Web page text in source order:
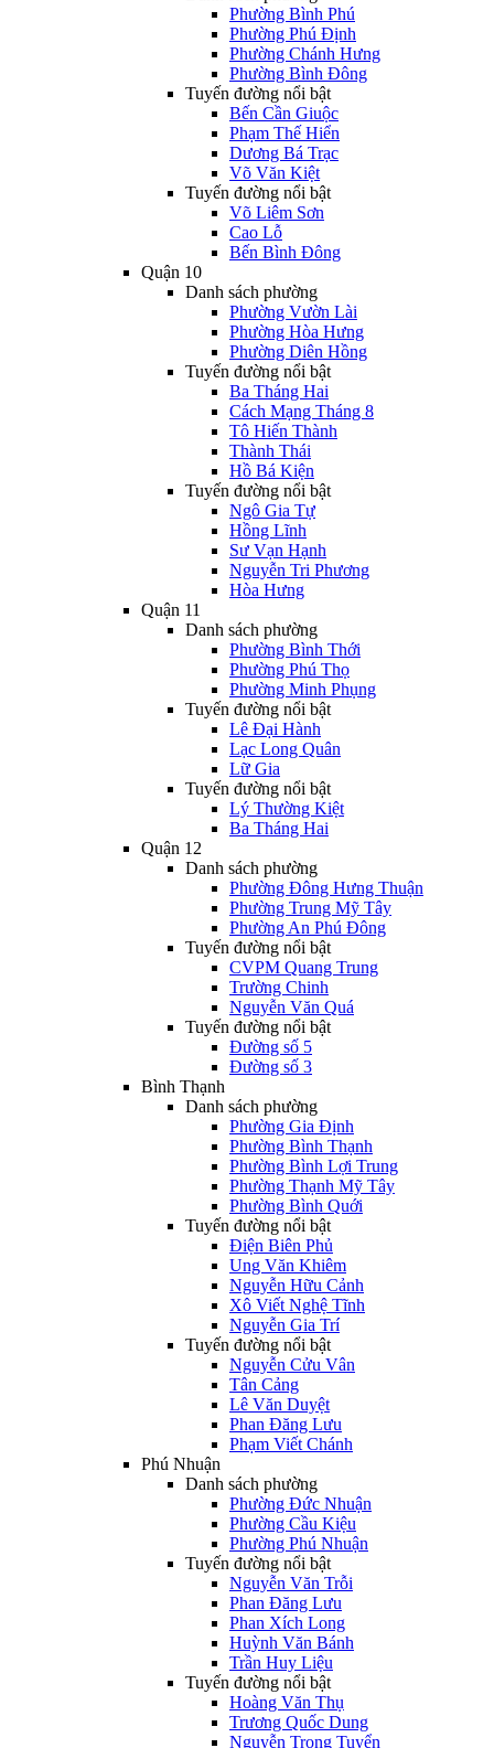
Phường Bình Phú
Phường Phú Định
Phường Chánh Hưng
Phường Bình Đông
Tuyến đường nổi bật
Bến Cần Giuộc
Phạm Thế Hiển
Dương Bá Trạc
Võ Văn Kiệt
Tuyến đường nổi bật
Võ Liêm Sơn
Cao Lỗ
Bến Bình Đông
Quận 10
Danh sách phường
Phường Vườn Lài
Phường Hòa Hưng
Phường Diên Hồng
Tuyến đường nổi bật
Ba Tháng Hai
Cách Mạng Tháng 8
Tô Hiến Thành
Thành Thái
Hồ Bá Kiện
Tuyến đường nổi bật
Ngô Gia Tự
Hồng Lĩnh
Sư Vạn Hạnh
Nguyễn Tri Phương
Hòa Hưng
Quận 11
Danh sách phường
Phường Bình Thới
Phường Phú Thọ
Phường Minh Phụng
Tuyến đường nổi bật
Lê Đại Hành
Lạc Long Quân
Lữ Gia
Tuyến đường nổi bật
Lý Thường Kiệt
Ba Tháng Hai
Quận 12
Danh sách phường
Phường Đông Hưng Thuận
Phường Trung Mỹ Tây
Phường An Phú Đông
Tuyến đường nổi bật
CVPM Quang Trung
Trường Chinh
Nguyễn Văn Quá
Tuyến đường nổi bật
Đường số 5
Đường số 3
Bình Thạnh
Danh sách phường
Phường Gia Định
Phường Bình Thạnh
Phường Bình Lợi Trung
Phường Thạnh Mỹ Tây
Phường Bình Quới
Tuyến đường nổi bật
Điện Biên Phủ
Ung Văn Khiêm
Nguyễn Hữu Cảnh
Xô Viết Nghệ Tĩnh
Nguyễn Gia Trí
Tuyến đường nổi bật
Nguyễn Cửu Vân
Tân Cảng
Lê Văn Duyệt
Phan Đăng Lưu
Phạm Viết Chánh
Phú Nhuận
Danh sách phường
Phường Đức Nhuận
Phường Cầu Kiệu
Phường Phú Nhuận
Tuyến đường nổi bật
Nguyễn Văn Trỗi
Phan Đăng Lưu
Phan Xích Long
Huỳnh Văn Bánh
Trần Huy Liệu
Tuyến đường nổi bật
Hoàng Văn Thụ
Trương Quốc Dung
Nguyễn Trọng Tuyển